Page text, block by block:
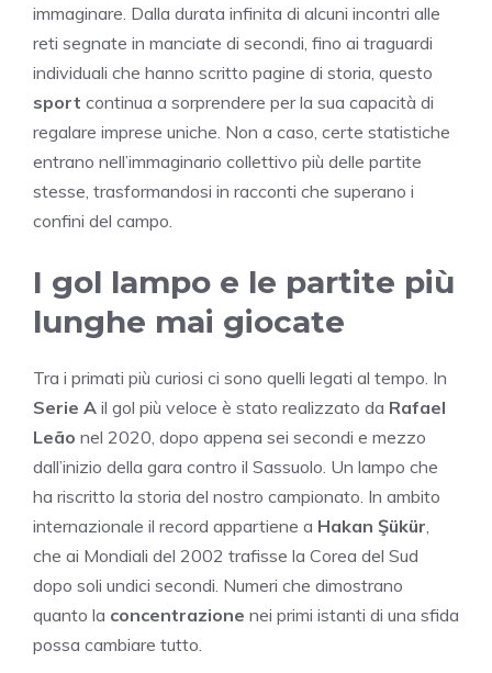
immaginare. Dalla durata infinita di alcuni incontri alle
reti segnate in manciate di secondi, fino ai traguardi
individuali che hanno scritto pagine di storia, questo
sport continua a sorprendere per la sua capacità di
regalare imprese uniche. Non a caso, certe statistiche
entrano nell’immaginario collettivo più delle partite
stesse, trasformandosi in racconti che superano i
confini del campo.
I gol lampo e le partite più
lunghe mai giocate
Tra i primati più curiosi ci sono quelli legati al tempo. In
Serie A il gol più veloce è stato realizzato da Rafael
Leão nel 2020, dopo appena sei secondi e mezzo
dall’inizio della gara contro il Sassuolo. Un lampo che
ha riscritto la storia del nostro campionato. In ambito
internazionale il record appartiene a Hakan Şükür
che ai Mondiali del 2002 trafisse la Corea del Sud
dopo soli undici secondi. Numeri che dimostrano
quanto la concentrazione nei primi istanti di una sfida
possa cambiare tutto.